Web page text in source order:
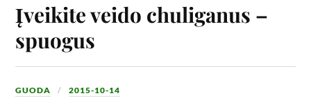
Įveikite veido chuliganus –
spuogus
GUODA 2015-10-14